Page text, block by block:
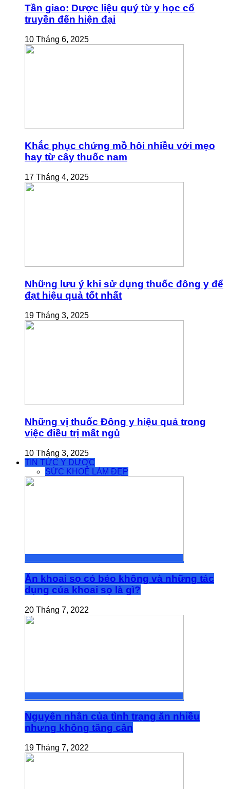
Tần giao: Dược liệu quý từ y học cổ
truyền đến hiện đại
10 Tháng 6, 2025
Khắc phục chứng mồ hôi nhiều với mẹo
hay từ cây thuốc nam
17 Tháng 4, 2025
Những lưu ý khi sử dụng thuốc đông y để
đạt hiệu quả tốt nhất
19 Tháng 3, 2025
Những vị thuốc Đông y hiệu quả trong
việc điều trị mất ngủ
10 Tháng 3, 2025
TIN TỨC Y DƯỢC
SỨC KHOẺ LÀM ĐẸP
Ăn khoai sọ có béo không và những tác
dụng của khoai sọ là gì?
20 Tháng 7, 2022
Nguyên nhân của tình trạng ăn nhiều
nhưng không tăng cân
19 Tháng 7, 2022